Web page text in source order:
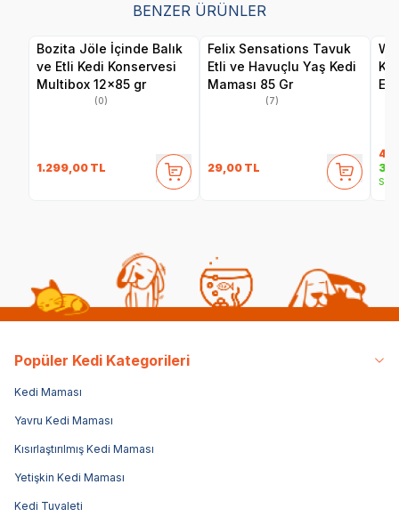
BENZER ÜRÜNLER
Bozita Jöle İçinde Balık
ve Etli Kedi Konservesi
Multibox 12x85 gr
(0)
1.299,00 TL
Felix Sensations Tavuk
Etli ve Havuçlu Yaş Kedi
Maması 85 Gr
(7)
29,00 TL
Eti
Popüler Kedi Kategorileri
Kedi Maması
Yavru Kedi Maması
Kısırlaştırılmış Kedi Maması
Yetişkin Kedi Maması
Kedi Tuvaleti